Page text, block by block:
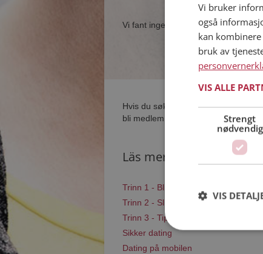
Vi fant ingen single som samsvarer
Hvis du søker dating i Kvænangen
bli medlem og søke blant tusenvis
Läs mer
Trinn 1 - Bli medlem og lag en
Trinn 2 - Slik fungerer våre
Trinn 3 - Tips til hvordan du tar
Sikker dating
Dating på mobilen
Vi bruker
også
kan
bruk av
VIS ALLE
Strengt
nødvendig
VIS